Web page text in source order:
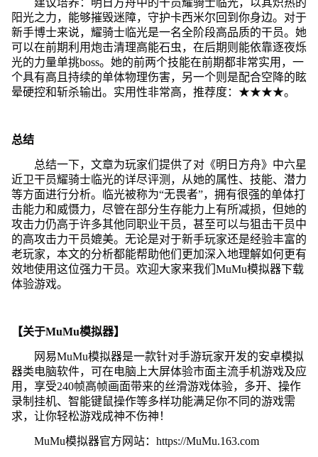
建议培养：明日方舟中的干员耀骑士临光，以其炽热的
阳光之力，能够摧毁迷障，守护卡西米尔回到你身边。对于
新手博士来说，耀骑士临光是一名全阶段高品质的干员。她
可以在前期利用炮击清理高能石虫，在后期则能依靠逐夜烁
光的力量单挑boss。她的前两个技能在前期都非常实用，一
个具有高且持续的单体物理伤害，另一个则是配合空降的眩
晕硬控和斩杀输出。实用性非常高，推荐度：★★★★。
总结
总结一下，文章为玩家们提供了对《明日方舟》中六星
近卫干员耀骑士临光的详尽评测，从她的属性、技能、潜力
等方面进行分析。临光被称为“无畏者”，拥有很强的单体打
击能力和威慑力，尽管在部分生存能力上有所减损，但她的
攻击力仍高于许多其他同职业干员，甚至可以与狙击干员中
的高攻击力干员媲美。无论是对于新手玩家还是经验丰富的
老玩家，本文的分析都能帮助他们更加深入地理解如何更有
效地使用这位强力干员。欢迎大家来我们MuMu模拟器下载
体验游戏。
【关于MuMu模拟器】
网易MuMu模拟器是一款针对手游玩家开发的安卓模拟
器类电脑软件，可在电脑上大屏体验市面主流手机游戏及应
用，享受240帧高帧画面带来的丝滑游戏体验，多开、操作
录制挂机、智能键鼠操作等多样功能满足你不同的游戏需
求，让你轻松游戏成神不伤神！
MuMu模拟器官方网站：https://MuMu.163.com